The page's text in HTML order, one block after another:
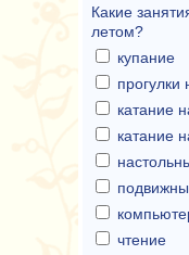
Какие
летом?
купание
прогулки
катание
катание
чтение